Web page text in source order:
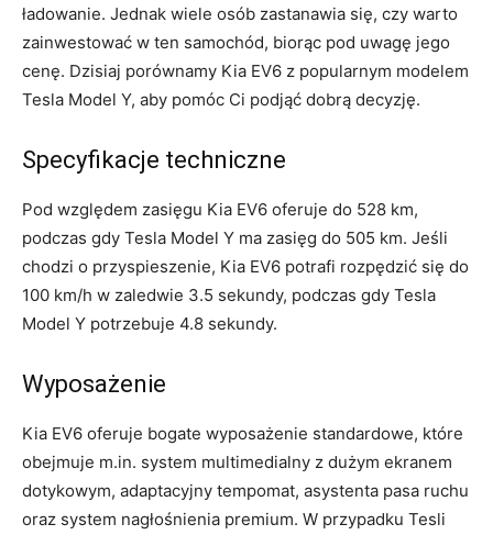
‌ładowanie. ⁢Jednak wiele osób zastanawia się, czy warto
zainwestować w ten samochód, biorąc‌ pod uwagę jego
cenę. Dzisiaj porównamy Kia EV6 z ⁢popularnym modelem
Tesla Model Y, aby pomóc ⁣Ci podjąć dobrą decyzję.
Specyfikacje techniczne
Pod względem zasięgu Kia EV6 oferuje do 528 km,
podczas gdy Tesla Model Y ma zasięg do 505‍ km. Jeśli
chodzi⁤ o przyspieszenie, Kia EV6 potrafi rozpędzić się ​do
100 ⁤km/h w ‌zaledwie 3.5 sekundy, podczas gdy Tesla
Model ​Y potrzebuje 4.8 sekundy.
Wyposażenie
Kia EV6 oferuje bogate wyposażenie standardowe, które
‍obejmuje m.in. system⁣ multimedialny z dużym ekranem
dotykowym, adaptacyjny tempomat, ​asystenta ⁢pasa ruchu
oraz system ​nagłośnienia premium. W przypadku Tesli